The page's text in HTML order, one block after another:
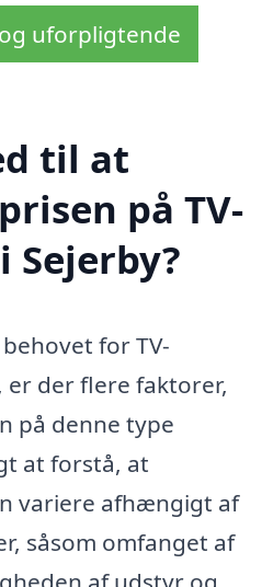
uforpligtende
til at
på TV-
for TV-
er der flere faktorer,
på denne type
at forstå, at
variere afhængigt af
såsom omfanget af